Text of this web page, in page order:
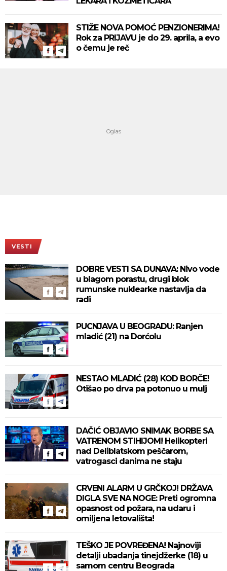
STIŽE NOVA POMOĆ PENZIONERIMA!
Rok za PRIJAVU je do 29. aprila, a evo
o čemu je reč
VESTI
DOBRE VESTI SA DUNAVA: Nivo vode
u blagom porastu, drugi blok
rumunske nuklearke nastavlja da
radi
PUCNJAVA U BEOGRADU: Ranjen
mladić (21) na Dorćolu
NESTAO MLADIĆ (28) KOD BORČE!
Otišao po drva pa potonuo u mulj
DAČIĆ OBJAVIO SNIMAK BORBE SA
VATRENOM STIHIJOM! Helikopteri
nad Deliblatskom peščarom,
vatrogasci danima ne staju
CRVENI ALARM U GRČKOJ! DRŽAVA
DIGLA SVE NA NOGE: Preti ogromna
opasnost od požara, na udaru i
omiljena letovališta!
TEŠKO JE POVREĐENA! Najnoviji
detalji ubadanja tinejdžerke (18) u
samom centru Beograda